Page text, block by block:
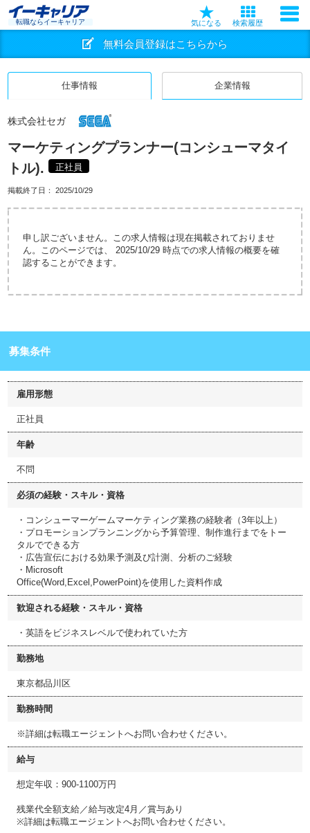
転職ならイーキャリア 気になる 検索履歴
無料会員登録はこちらから
仕事情報 企業情報
株式会社セガ
マーケティングプランナー(コンシューマタイ
トル).
正社員
掲載終了日： 2025/10/29
申し訳ございません。この求人情報は現在掲載されておりませ
ん。このページでは、 2025/10/29 時点での求人情報の概要を確
認することができます。
募集条件
雇用形態
正社員
年齢
不問
必須の経験・スキル・資格
・コンシューマーゲームマーケティング業務の経験者（3年以上）
・プロモーションプランニングから予算管理、制作進行までをトー
タルでできる方
・広告宣伝における効果予測及び計測、分析のご経験
・Microsoft
Office(Word,Excel,PowerPoint)を使用した資料作成
歓迎される経験・スキル・資格
・英語をビジネスレベルで使われていた方
勤務地
東京都品川区
勤務時間
※詳細は転職エージェントへお問い合わせください。
給与
想定年収：900-1100万円
残業代全額支給／給与改定4月／賞与あり
※詳細は転職エージェントへお問い合わせください。